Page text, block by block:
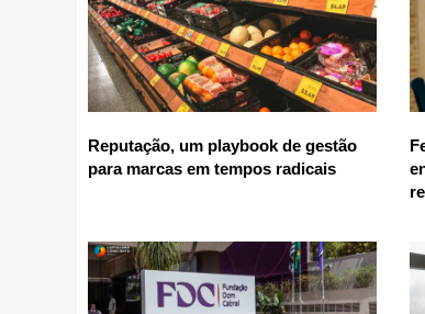
Reputação, um playbook de gestão
para marcas em tempos radicais